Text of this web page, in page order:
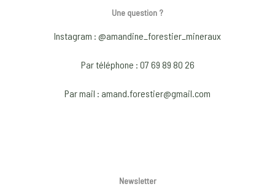
Une question ?
Instagram : @amandine_forestier_mineraux
Par téléphone : 07 69 89 80 26
Par mail : amand.forestier@gmail.com
Newsletter